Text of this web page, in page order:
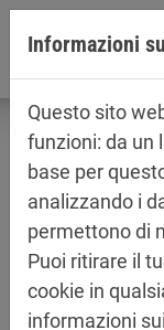
Jump directly to
Jump directly to
sicurezza
Vernici per
Informazioni
Questo sito
funzioni: da un
base per
analizzando i
permettono di
Puoi ritirare il
cookie in
informazioni